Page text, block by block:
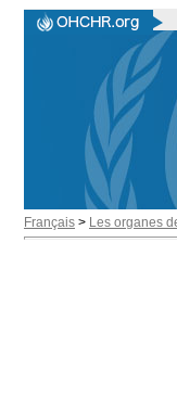
Français > Les organes